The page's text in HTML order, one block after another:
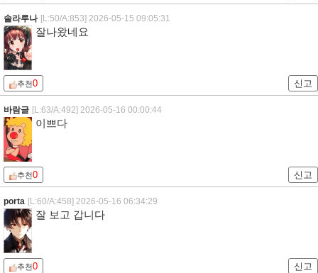
솔라루나 [L:50/A:853] 2026-05-15 09:05:31
잘나왔네요
추천0 신고
바람글 [L:63/A:492] 2026-05-16 00:00:44
이쁘다
추천0 신고
porta [L:60/A:458] 2026-05-16 06:34:29
잘 보고 갑니다
추천0 신고